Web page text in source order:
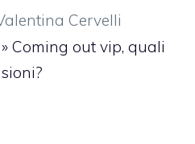
Cervelli
» Coming out vip, quali